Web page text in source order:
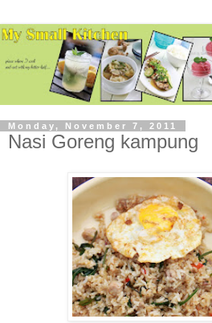
Monday, November 7, 2011
Nasi Goreng kampung